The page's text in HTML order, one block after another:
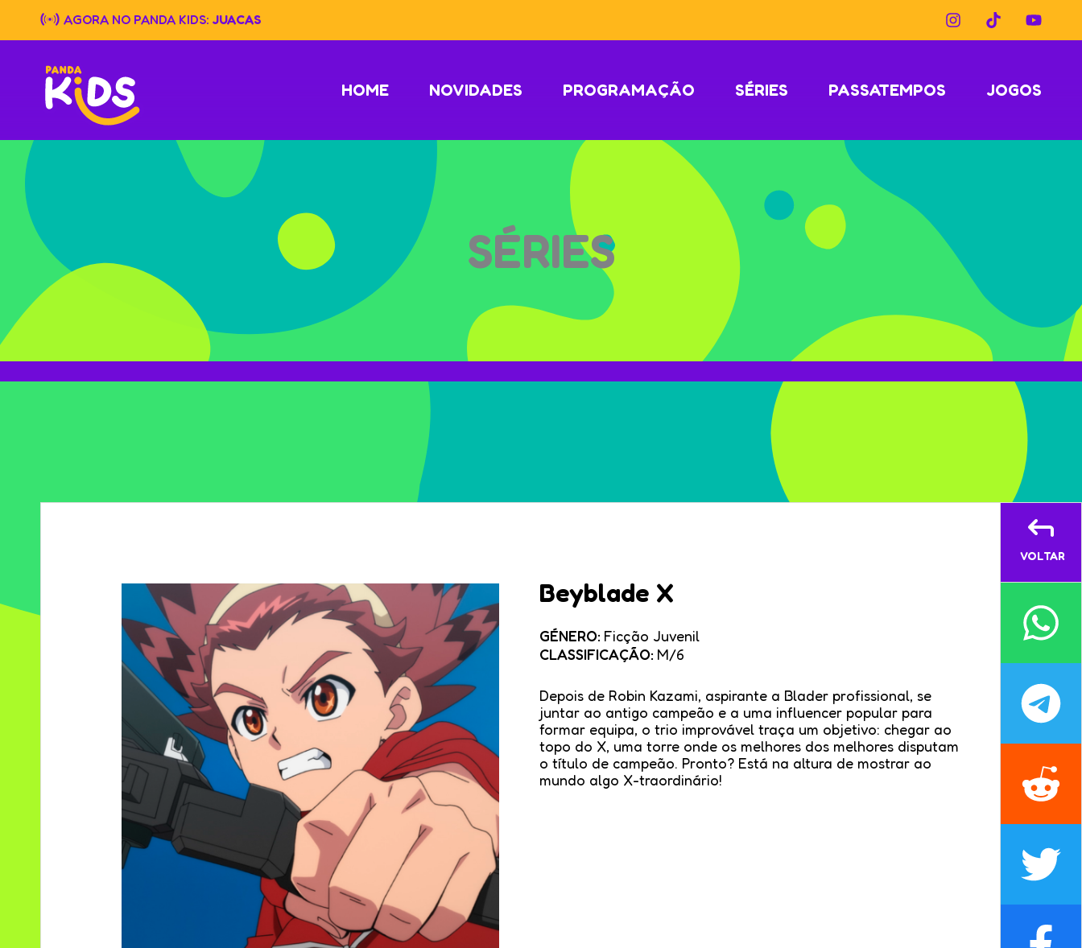
content
AGORA NO PANDA KIDS: JUACAS
HOME NOVIDADES PROGRAMAÇÃO SÉRIES PASSATEMPOS JOGOS
SÉRIES
Beyblade X
GÉNERO: Ficção Juvenil
CLASSIFICAÇÃO: M/6
Depois de Robin Kazami, aspirante a Blader profissional, se
juntar ao antigo campeão e a uma influencer popular para
formar equipa, o trio improvável traça um objetivo: chegar ao
topo do X, uma torre onde os melhores dos melhores disputam
o título de campeão. Pronto? Está na altura de mostrar ao
mundo algo X-traordinário!
VOLTAR